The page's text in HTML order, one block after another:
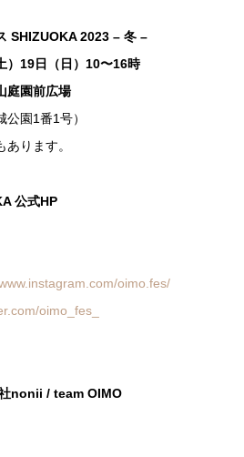
SHIZUOKA 2023 – 冬 –
）19日（日）10〜16時
庭園前広場
公園1番1号）
ります。
公式HP
oimo.fes/
oimo_fes_
nonii / team OIMO